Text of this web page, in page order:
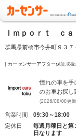
Ｉｍｐｏｒｔ ｃ
群馬県前橋市今井町９３７
カーセンサーアフター保証取扱
憧れの車を手
のお車お探し
(2026/08/08更
営業時間
09:30～18:00
定休日
毎週月曜日と
日なります